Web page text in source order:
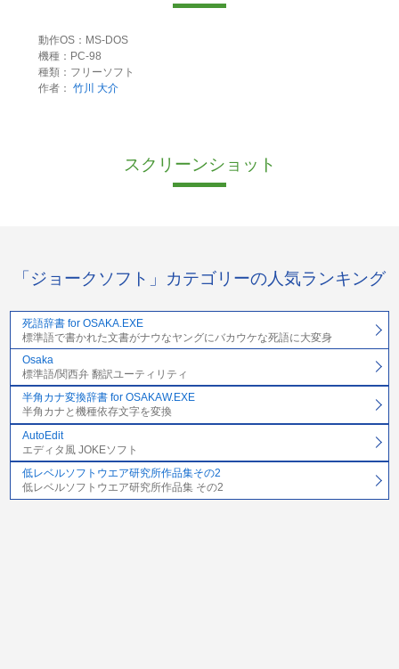
動作OS：MS-DOS
機種：PC-98
種類：フリーソフト
作者： 竹川 大介
スクリーンショット
「ジョークソフト」カテゴリーの人気ランキング
死語辞書 for OSAKA.EXE
標準語で書かれた文書がナウなヤングにバカウケな死語に大変身
Osaka
標準語/関西弁 翻訳ユーティリティ
半角カナ変換辞書 for OSAKAW.EXE
半角カナと機種依存文字を変換
AutoEdit
エディタ風 JOKEソフト
低レベルソフトウエア研究所作品集その2
低レベルソフトウエア研究所作品集 その2